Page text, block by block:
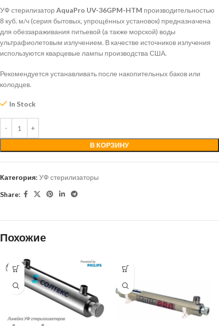
УФ стерилизаторAquaPro UV-36GPM-HTM производительностью
8 куб. м/ч (серия бытовых, упрощённых установок) предназначена
для обеззараживания питьевой (а также морской) воды
ультрафиолетовым излучением. В качестве источников излучения
используются кварцевые лампы производства США.
Рекомендуется устанавливать после накопительных баков или
колодцев.
In Stock
В КОРЗИНУ
Категория: УФ стерилизаторы
Share:
Похожие